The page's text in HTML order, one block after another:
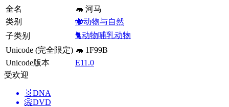
全名
🦛 河马
类别
🐝动物与自然
子类别
🐈动物哺乳动物
Unicode (完全限定) 🦛 1F99B
Unicode版本
E11.0
受欢迎
🧬 DNA
📀DVD